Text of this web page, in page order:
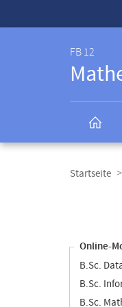
FB 12
Navigation
Startseite
Online-
B.Sc.
B.Sc.
B.Sc.